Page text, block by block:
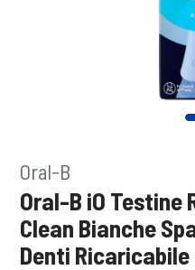
Oral-B
Oral-B iO
Clean Bianche
Denti Ricaricabile